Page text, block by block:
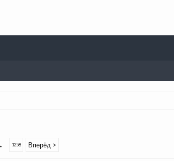
1258 Вперёд >